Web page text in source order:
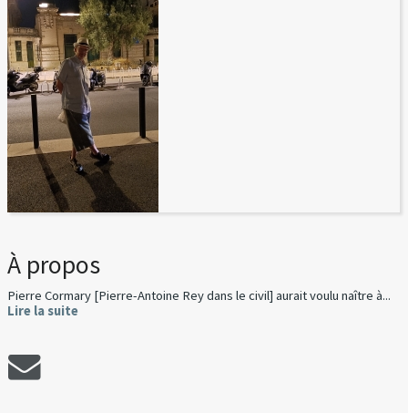
À propos
Pierre Cormary [Pierre-Antoine Rey dans le civil] aurait voulu naître à...
Lire la suite